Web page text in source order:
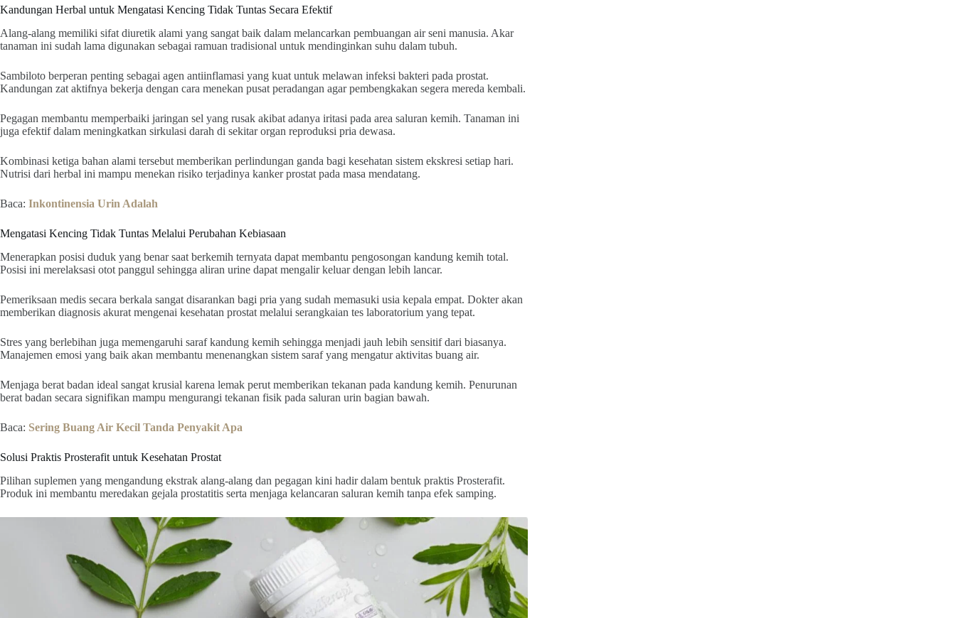
Kandungan Herbal untuk Mengatasi Kencing Tidak Tuntas Secara Efektif
Alang-alang memiliki sifat diuretik alami yang sangat baik dalam melancarkan pembuangan air seni manusia. Akar
tanaman ini sudah lama digunakan sebagai ramuan tradisional untuk mendinginkan suhu dalam tubuh.
Sambiloto berperan penting sebagai agen antiinflamasi yang kuat untuk melawan infeksi bakteri pada prostat.
Kandungan zat aktifnya bekerja dengan cara menekan pusat peradangan agar pembengkakan segera mereda kembali.
Pegagan membantu memperbaiki jaringan sel yang rusak akibat adanya iritasi pada area saluran kemih. Tanaman ini
juga efektif dalam meningkatkan sirkulasi darah di sekitar organ reproduksi pria dewasa.
Kombinasi ketiga bahan alami tersebut memberikan perlindungan ganda bagi kesehatan sistem ekskresi setiap hari.
Nutrisi dari herbal ini mampu menekan risiko terjadinya kanker prostat pada masa mendatang.
Baca: Inkontinensia Urin Adalah
Mengatasi Kencing Tidak Tuntas Melalui Perubahan Kebiasaan
Menerapkan posisi duduk yang benar saat berkemih ternyata dapat membantu pengosongan kandung kemih total.
Posisi ini merelaksasi otot panggul sehingga aliran urine dapat mengalir keluar dengan lebih lancar.
Pemeriksaan medis secara berkala sangat disarankan bagi pria yang sudah memasuki usia kepala empat. Dokter akan
memberikan diagnosis akurat mengenai kesehatan prostat melalui serangkaian tes laboratorium yang tepat.
Stres yang berlebihan juga memengaruhi saraf kandung kemih sehingga menjadi jauh lebih sensitif dari biasanya.
Manajemen emosi yang baik akan membantu menenangkan sistem saraf yang mengatur aktivitas buang air.
Menjaga berat badan ideal sangat krusial karena lemak perut memberikan tekanan pada kandung kemih. Penurunan
berat badan secara signifikan mampu mengurangi tekanan fisik pada saluran urin bagian bawah.
Baca: Sering Buang Air Kecil Tanda Penyakit Apa
Solusi Praktis Prosterafit untuk Kesehatan Prostat
Pilihan suplemen yang mengandung ekstrak alang-alang dan pegagan kini hadir dalam bentuk praktis Prosterafit.
Produk ini membantu meredakan gejala prostatitis serta menjaga kelancaran saluran kemih tanpa efek samping.